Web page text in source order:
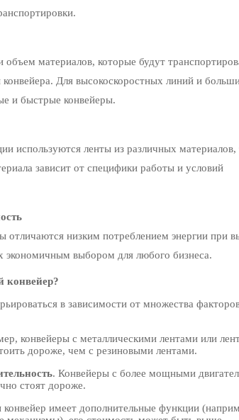
материалов, которые будут
Для высокоскоростных линий и
и быстрые конвейеры.
используются ленты из различных материалов,
зависит от специфики работы и условий
отличаются низким потреблением энергии при
экономичным выбором для любого бизнеса.
конвейер?
в зависимости от множества
конвейеры с металлическими лентами или
дороже, чем с резиновыми лентами.
. Конвейеры с более мощными
стоят дороже.
конвейер имеет дополнительные функции